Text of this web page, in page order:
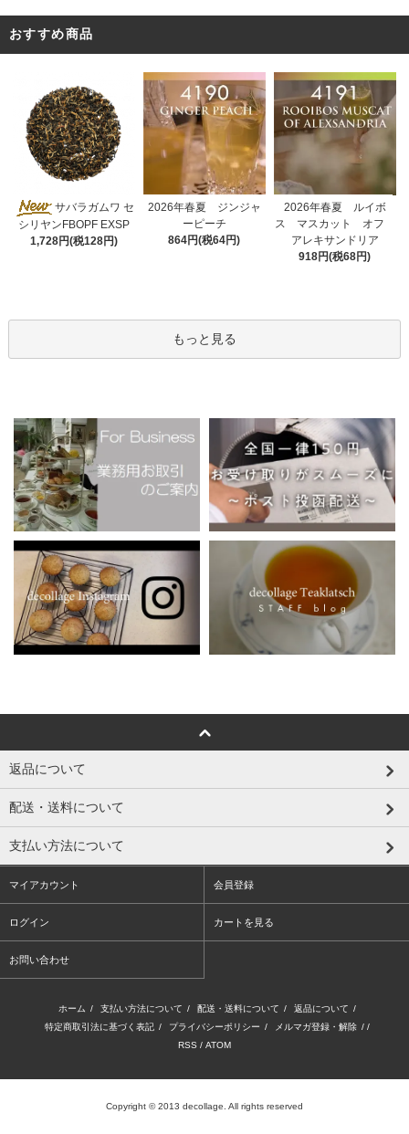
おすすめ商品
サバラガムワ セ
シリヤンFBOPF EXSP
1,728円(税128円)
2026年春夏 ジンジャ
ーピーチ
864円(税64円)
2026年春夏 ルイボ
ス マスカット オフ
アレキサンドリア
918円(税68円)
もっと見る
返品について
配送・送料について
支払い方法について
マイアカウント 会員登録
ログイン カートを見る
お問い合わせ
ホーム / 支払い方法について / 配送・送料について / 返品について /
特定商取引法に基づく表記 / プライバシーポリシー / メルマガ登録・解除 / /
RSS / ATOM
Copyright © 2013 decollage. All rights reserved